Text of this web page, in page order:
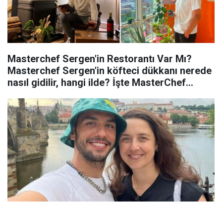
Masterchef Sergen'in Restorantı Var Mı?
Masterchef Sergen'in köfteci dükkanı nerede
nasıl gidilir, hangi ilde? İşte MasterChef